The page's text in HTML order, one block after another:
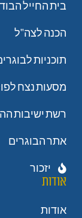
בית החייל
הכנה לצה"ל
תוכניות
מסעות נצח
רשת ישיבות
אתר הבוגרים
יזכור
אודות
אודות